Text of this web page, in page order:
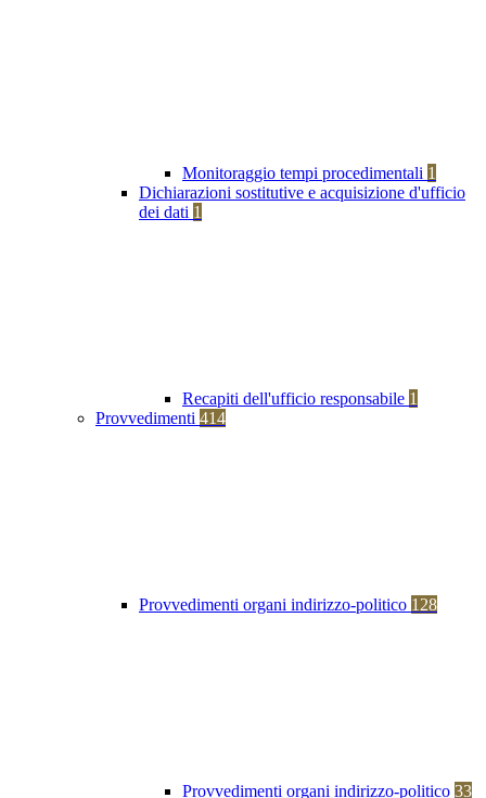
Monitoraggio tempi procedimentali 1
Dichiarazioni sostitutive e acquisizione d'ufficio
dei dati 1
Recapiti dell'ufficio responsabile 1
Provvedimenti 414
Provvedimenti organi indirizzo-politico 128
Provvedimenti organi indirizzo-politico 33